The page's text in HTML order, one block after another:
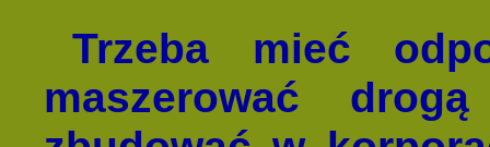
Trzeba mieć
maszerować